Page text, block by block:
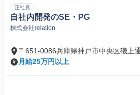
正社員
自社内開発のSE・PG
株式会社relation
〒651-0086兵庫県神戸市中央区磯上通
月給25万円以上